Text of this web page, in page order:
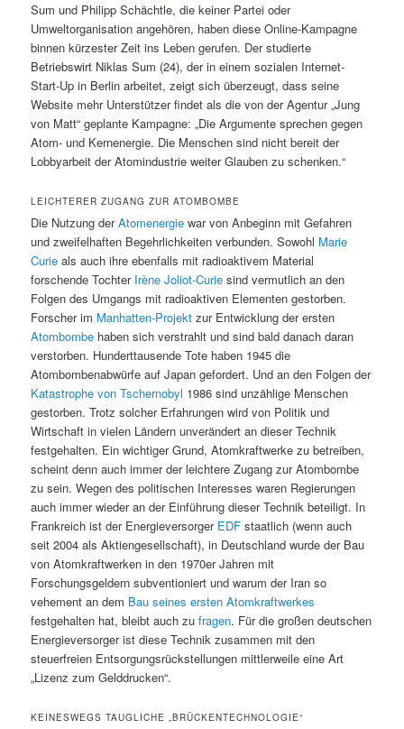
Sum und Philipp Schächtle, die keiner Partei oder
Umweltorganisation angehören, haben diese Online-Kampagne
binnen kürzester Zeit ins Leben gerufen. Der studierte
Betriebswirt Niklas Sum (24), der in einem sozialen Internet-
Start-Up in Berlin arbeitet, zeigt sich überzeugt, dass seine
Website mehr Unterstützer findet als die von der Agentur „Jung
von Matt“ geplante Kampagne: „Die Argumente sprechen gegen
Atom- und Kernenergie. Die Menschen sind nicht bereit der
Lobbyarbeit der Atomindustrie weiter Glauben zu schenken.“
LEICHTERER ZUGANG ZUR ATOMBOMBE
Die Nutzung derAtomenergie war von Anbeginn mit Gefahren
und zweifelhaften Begehrlichkeiten verbunden. Sowohl Marie
Curie als auch ihre ebenfalls mit radioaktivem Material
forschende Tochter Irène Joliot-Curie sind vermutlich an den
Folgen des Umgangs mit radioaktiven Elementen gestorben.
Forscher im Manhatten-Projekt zur Entwicklung der ersten
Atombombe haben sich verstrahlt und sind bald danach daran
verstorben. Hunderttausende Tote haben 1945 die
Atombombenabwürfe auf Japan gefordert. Und an den Folgen der
Katastrophe von Tschernobyl 1986 sind unzählige Menschen
gestorben. Trotz solcher Erfahrungen wird von Politik und
Wirtschaft in vielen Ländern unverändert an dieser Technik
festgehalten. Ein wichtiger Grund, Atomkraftwerke zu betreiben,
scheint denn auch immer der leichtere Zugang zur Atombombe
zu sein. Wegen des politischen Interesses waren Regierungen
auch immer wieder an der Einführung dieser Technik beteiligt. In
Frankreich ist der Energieversorger EDF staatlich (wenn auch
seit 2004 als Aktiengesellschaft), in Deutschland wurde der Bau
von Atomkraftwerken in den 1970er Jahren mit
Forschungsgeldern subventioniert und warum der Iran so
vehement an dem Bau seines ersten Atomkraftwerkes
festgehalten hat, bleibt auch zufragen. Für die großen deutschen
Energieversorger ist diese Technik zusammen mit den
steuerfreien Entsorgungsrückstellungen mittlerweile eine Art
„Lizenz zum Gelddrucken“.
KEINESWEGS TAUGLICHE „BRÜCKENTECHNOLOGIE“